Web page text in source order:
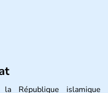
République islamique